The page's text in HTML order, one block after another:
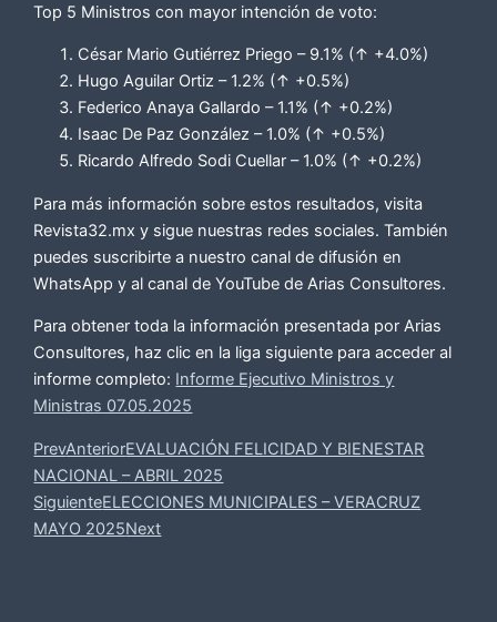
Top 5 Ministros con mayor intención de voto:
César Mario Gutiérrez Priego – 9.1% (↑ +4.0%)
Hugo Aguilar Ortiz – 1.2% (↑ +0.5%)
Federico Anaya Gallardo – 1.1% (↑ +0.2%)
Isaac De Paz González – 1.0% (↑ +0.5%)
Ricardo Alfredo Sodi Cuellar – 1.0% (↑ +0.2%)
Para más información sobre estos resultados, visita
Revista32.mx y sigue nuestras redes sociales. También
puedes suscribirte a nuestro canal de difusión en
WhatsApp y al canal de YouTube de Arias Consultores.
Para obtener toda la información presentada por Arias
Consultores, haz clic en la liga siguiente para acceder al
informe completo: Informe Ejecutivo Ministros y
Ministras 07.05.2025
PrevAnteriorEVALUACIÓN FELICIDAD Y BIENESTAR
NACIONAL – ABRIL 2025
SiguienteELECCIONES MUNICIPALES – VERACRUZ
MAYO 2025Next